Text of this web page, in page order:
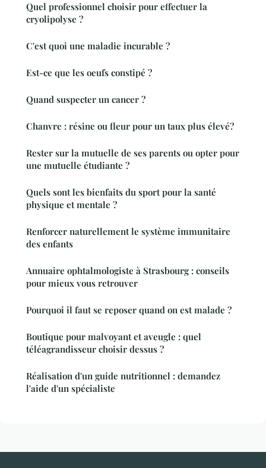
Quel professionnel choisir pour effectuer la
cryolipolyse ?
C'est quoi une maladie incurable ?
Est-ce que les oeufs constipé ?
Quand suspecter un cancer ?
Chanvre : résine ou fleur pour un taux plus élevé?
Rester sur la mutuelle de ses parents ou opter pour
une mutuelle étudiante ?
Quels sont les bienfaits du sport pour la santé
physique et mentale ?
Renforcer naturellement le système immunitaire
des enfants
Annuaire ophtalmologiste à Strasbourg : conseils
pour mieux vous retrouver
Pourquoi il faut se reposer quand on est malade ?
Boutique pour malvoyant et aveugle : quel
téléagrandisseur choisir dessus ?
Réalisation d'un guide nutritionnel : demandez
l'aide d'un spécialiste